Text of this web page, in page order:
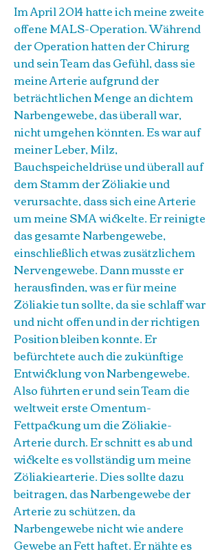
Im April 2014 hatte ich meine zweite
offene MALS-Operation. Während
der Operation hatten der Chirurg
und sein Team das Gefühl, dass sie
meine Arterie aufgrund der
beträchtlichen Menge an dichtem
Narbengewebe, das überall war,
nicht umgehen könnten. Es war auf
meiner Leber, Milz,
Bauchspeicheldrüse und überall auf
dem Stamm der Zöliakie und
verursachte, dass sich eine Arterie
um meine SMA wickelte. Er reinigte
das gesamte Narbengewebe,
einschließlich etwas zusätzlichem
Nervengewebe. Dann musste er
herausfinden, was er für meine
Zöliakie tun sollte, da sie schlaff war
und nicht offen und in der richtigen
Position bleiben konnte. Er
befürchtete auch die zukünftige
Entwicklung von Narbengewebe.
Also führten er und sein Team die
weltweit erste Omentum-
Fettpackung um die Zöliakie-
Arterie durch. Er schnitt es ab und
wickelte es vollständig um meine
Zöliakiearterie. Dies sollte dazu
beitragen, das Narbengewebe der
Arterie zu schützen, da
Narbengewebe nicht wie andere
Gewebe an Fett haftet. Er nähte es